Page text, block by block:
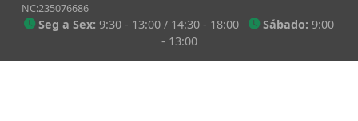
NC:235076686
Seg a Sex: 9:30 - 13:00 / 14:30 - 18:00 Sábado: 9:00
- 13:00